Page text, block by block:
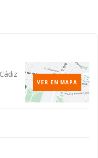
VER EN MAPA